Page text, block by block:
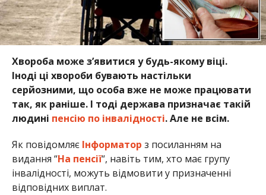
Хвороба може з’явитися у будь-якому віці.
Іноді ці хвороби бувають настільки
серйозними, що особа вже не може працювати
так, як раніше. І тоді держава призначає такій
людині пенсію по інвалідності. Але не всім.
Як повідомляє Інформатор з посиланням на
видання “На пенсії“, навіть тим, хто має групу
інвалідності, можуть відмовити у призначенні
відповідних виплат.